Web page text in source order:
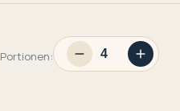
Portionen: